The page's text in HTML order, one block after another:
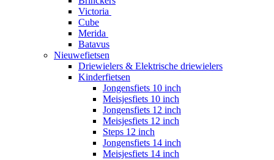
Victoria
Cube
Merida
Batavus
Nieuwefietsen
Driewielers & Elektrische driewielers
Kinderfietsen
Jongensfiets 10 inch
Meisjesfiets 10 inch
Jongensfiets 12 inch
Meisjesfiets 12 inch
Steps 12 inch
Jongensfiets 14 inch
Meisjesfiets 14 inch